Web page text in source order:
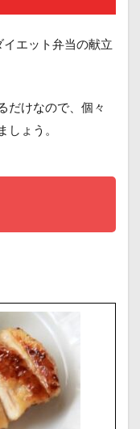
エット弁当の献立
だけなので、個々
ょう。